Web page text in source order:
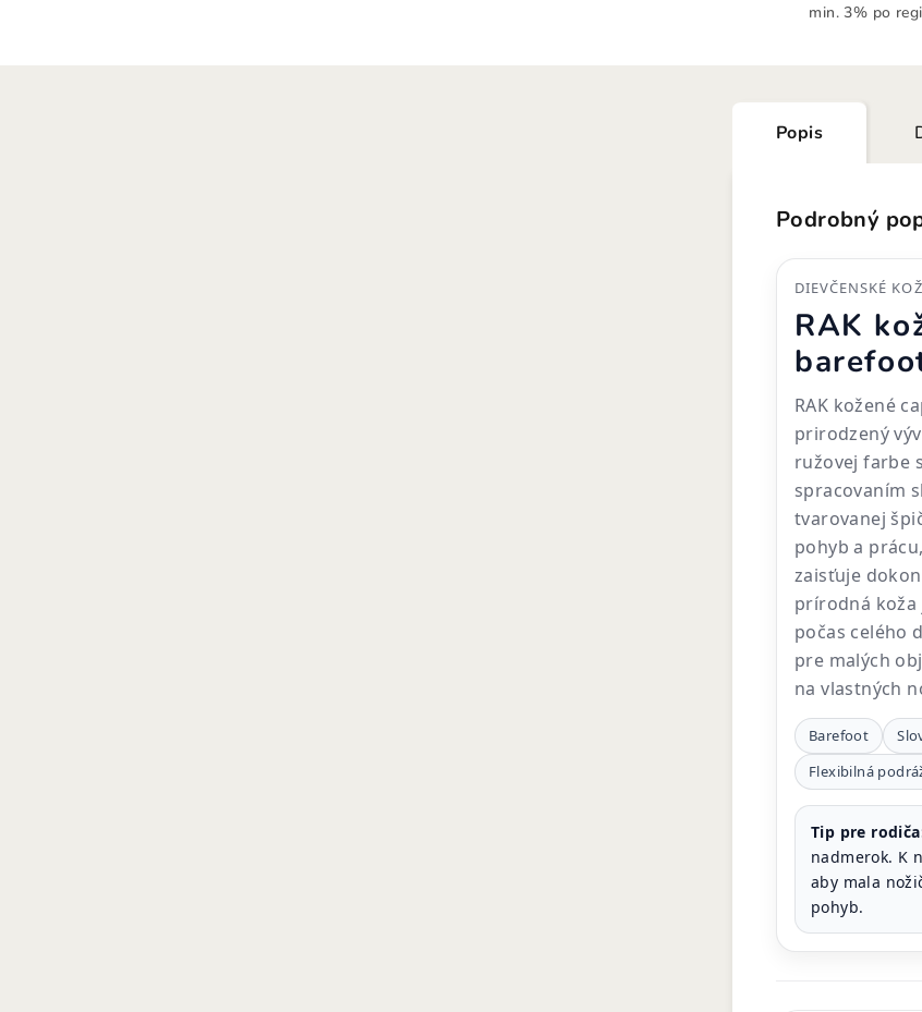
min. 3% po
Popis
Podrobný
DIEVČENSKÉ
RAK
RAK kožené
prirodzený
ružovej farbe
spracovaním
tvarovanej
pohyb a
zaisťuje
prírodná
počas celého
pre malých
na vlastných
Barefoot
Flexibilná
Tip pre
nadmerok. K
aby mala
pohyb.